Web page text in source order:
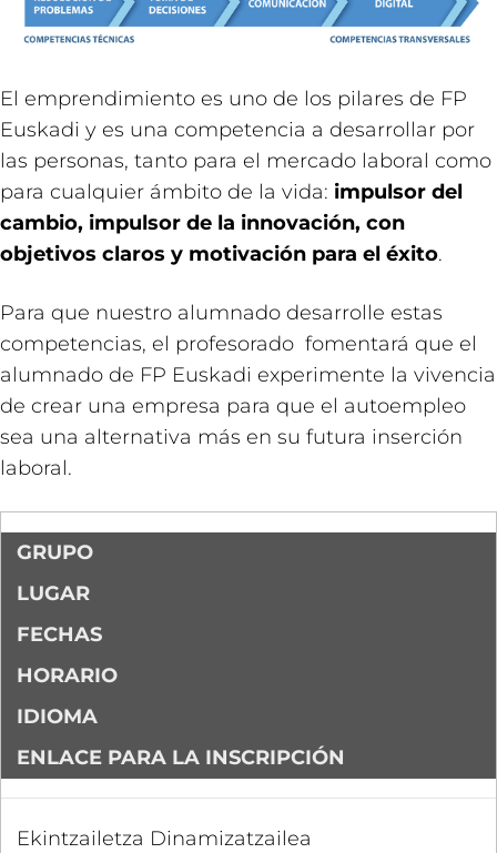
El emprendimiento es uno de los pilares de FP
Euskadi y es una competencia a desarrollar por
las personas, tanto para el mercado laboral como
para cualquier ámbito de la vida: impulsor del
cambio, impulsor de la innovación, con
objetivos claros y motivación para el éxito.
Para que nuestro alumnado desarrolle estas
competencias, el profesorado fomentará que el
alumnado de FP Euskadi experimente la vivencia
de crear una empresa para que el autoempleo
sea una alternativa más en su futura inserción
laboral.
GRUPO
LUGAR
FECHAS
HORARIO
IDIOMA
ENLACE PARA LA INSCRIPCIÓN
Ekintzailetza Dinamizatzailea